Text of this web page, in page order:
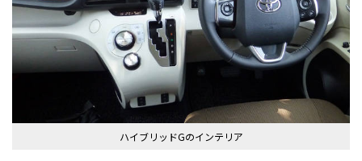
ハイブリッドGのインテリア